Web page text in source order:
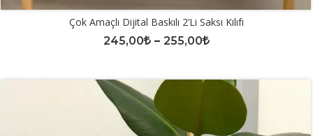
Çok Amaçlı Dijital Baskılı 2’li Saksı Kılıfı
245,00
– 255,00